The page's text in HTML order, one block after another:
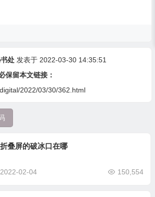
处发表于 2022-03-30 14:35:51
保留本文链接：
2022/03/30/362.html
折叠屏的破冰口在哪
2022-02-04 150,554